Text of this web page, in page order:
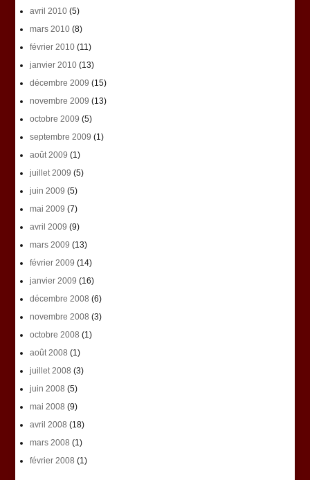
avril 2010(5)
mars 2010(8)
février 2010(11)
janvier 2010(13)
décembre 2009 (15)
novembre 2009 (13)
octobre 2009 (5)
septembre 2009 (1)
août 2009 (1)
juillet 2009 (5)
juin 2009 (5)
mai 2009 (7)
avril 2009 (9)
mars 2009 (13)
février 2009 (14)
janvier 2009 (16)
décembre 2008 (6)
novembre 2008 (3)
octobre 2008 (1)
août 2008 (1)
juillet 2008 (3)
juin 2008 (5)
mai 2008 (9)
avril 2008 (18)
mars 2008 (1)
février 2008 (1)